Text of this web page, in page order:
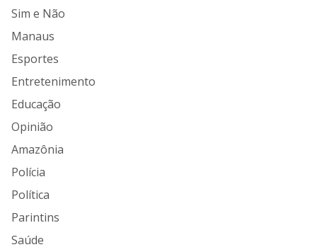
Sim e Não
Manaus
Esportes
Entretenimento
Educação
Opinião
Amazônia
Polícia
Política
Parintins
Saúde